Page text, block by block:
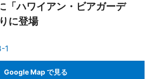
「ハワイアン・ビアガーデ
に登場
1
Google Map で見る